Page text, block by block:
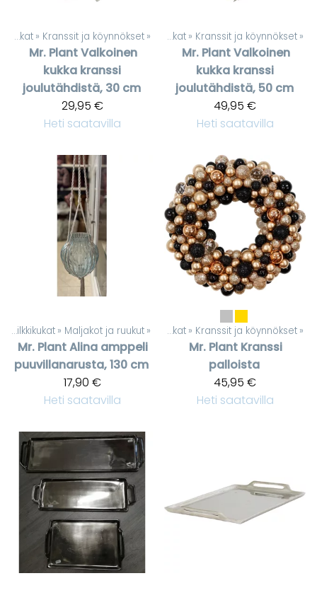
Silkkikukat ‪» Kranssit ja köynnökset ‪»
Mr. PlantValkoinen
kukka kranssi
joulutähdistä, 30 cm
29,95 €
Heti saatavilla
Tuotteet‪» Silkkikukat ‪» Kranssit ja köynnökset ‪»
Mr. PlantValkoinen
kukka kranssi
joulutähdistä, 50 cm
49,95 €
Heti saatavilla
Silkkikukat ‪» Maljakot ja ruukut ‪»
Mr. PlantAlina amppeli
puuvillanarusta, 130 cm
17,90 €
Heti saatavilla
Tuotteet ‪» Silkkikukat ‪» Kranssit ja köynnökset ‪»
Mr. Plant Kranssi
palloista
45,95 €
Heti saatavilla